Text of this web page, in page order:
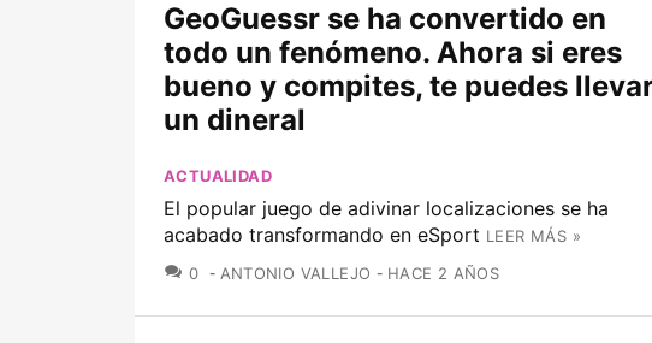
GeoGuessr se ha convertido en
todo un fenómeno. Ahora si eres
bueno y compites, te puedes
un dineral
ACTUALIDAD
El popular juego de adivinar localizaciones se ha
acabado transformando en eSport LEER MÁS »
0 COMENTARIOS
ANTONIO VALLEJO HACE 2 AÑOS